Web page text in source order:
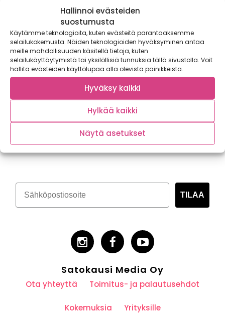
Hallinnoi evästeiden
suostumusta
Käytämme teknologioita, kuten evästeitä parantaaksemme
selailukokemusta. Näiden teknologioiden hyväksyminen antaa
meille mahdollisuuden käsitellä tietoja, kuten
selailukäyttäytymistä tai yksilöllisiä tunnuksia tällä sivustolla. Voit
hallita evästeiden käyttölupaa alla olevista painikkeista.
Hyväksy kaikki
Hylkää kaikki
Näytä asetukset
Herkuttele makeilla taateleilla! Taivaalliset taatelipallot
ovat ihania herkkuja jouluun. Vinkki: Kokeile myös täytettyjä
Tilaa kasvispitoinen uutiskirje
TILAA
Satokausi Media Oy
Ota yhteyttä Toimitus- ja palautusehdot
Kokemuksia Yrityksille